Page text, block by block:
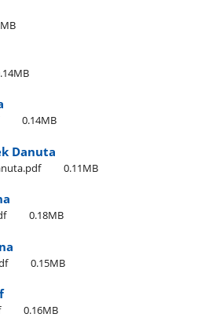
0.14MB
Danuta
0.11MB
0.18MB
0.15MB
0.16MB